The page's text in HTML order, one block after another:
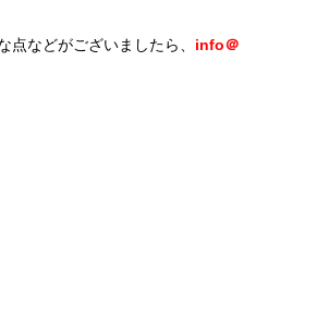
などがございましたら、 info＠